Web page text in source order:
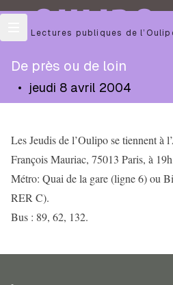
OULIPO
Les Lectures publiques de
De près ou de loin
• jeudi 8 avril 2004
Les Jeudis de l’Oulipo se tiennent à
François Mauriac, 75013 Paris, à
Métro: Quai de la gare (ligne 6) ou
RER C).
Bus : 89, 62, 132.